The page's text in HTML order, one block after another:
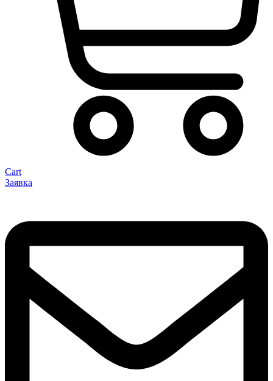
Cart
Заявка